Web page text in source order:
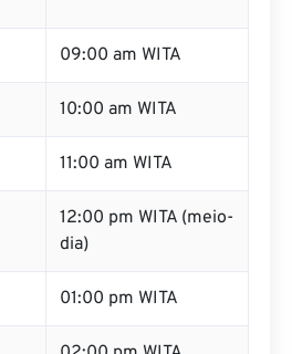
09:00 am WITA
10:00 am WITA
11:00 am WITA
12:00 pm WITA (meio-
dia)
01:00 pm WITA